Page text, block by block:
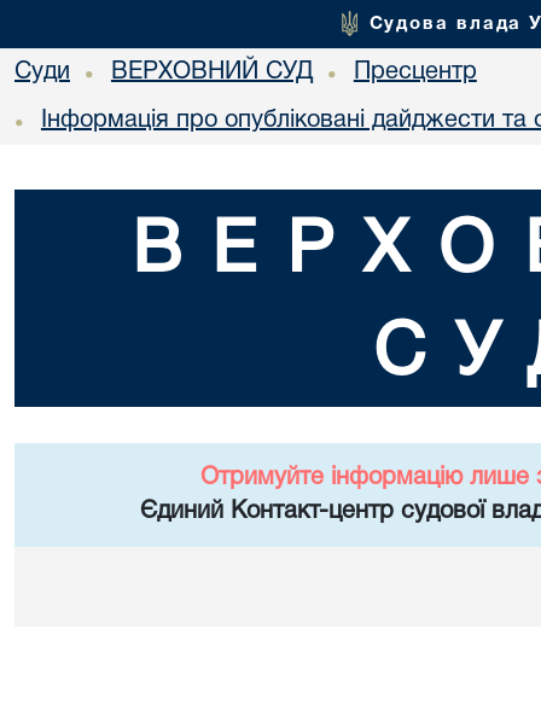
Судова влада
Суди • ВЕРХОВНИЙ СУД • Пресцентр
• Інформація про опубліковані дайджести та
Отримуйте інформацію лише
Єдиний Контакт-центр судової